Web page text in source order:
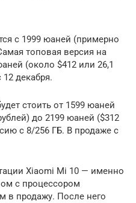
с 1999 юаней (примерно
топовая версия на
(около $412 или 26,1
декабря.
стоить от 1599 юаней
до 2199 юаней ($312
с 8/256 ГБ. В продаже с
Xiaomi Mi 10 — именно
с процессором
в продажу. После него